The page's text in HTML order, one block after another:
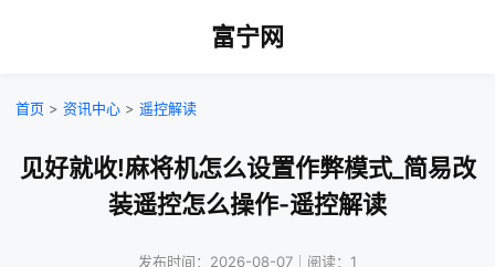
富宁网
首页 > 资讯中心 > 遥控解读
见好就收!麻将机怎么设置作弊模式_简易改
装遥控怎么操作-遥控解读
发布时间：2026-08-07｜阅读：1